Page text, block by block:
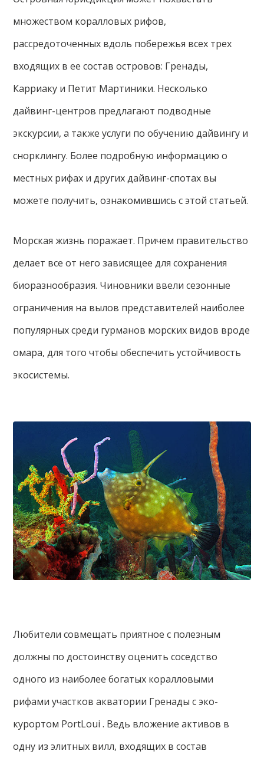
множеством коралловых рифов,
рассредоточенных вдоль побережья всех трех
входящих в ее состав островов: Гренады,
Карриаку и Петит Мартиники. Несколько
дайвинг-центров предлагают подводные
экскурсии, а также услуги по обучению дайвингу и
снорклингу. Более подробную информацию о
местных рифах и других дайвинг-спотах вы
можете получить, ознакомившись с этой статьей.
Морская жизнь поражает. Причем правительство
делает все от него зависящее для сохранения
биоразнообразия. Чиновники ввели сезонные
ограничения на вылов представителей наиболее
популярных среди гурманов морских видов вроде
омара, для того чтобы обеспечить устойчивость
экосистемы.
Любители совмещать приятное с полезным
должны по достоинству оценить соседство
одного из наиболее богатых коралловыми
рифами участков акватории Гренады с эко-
курортом PortLoui . Ведь вложение активов в
одну из элитных вилл, входящих в состав